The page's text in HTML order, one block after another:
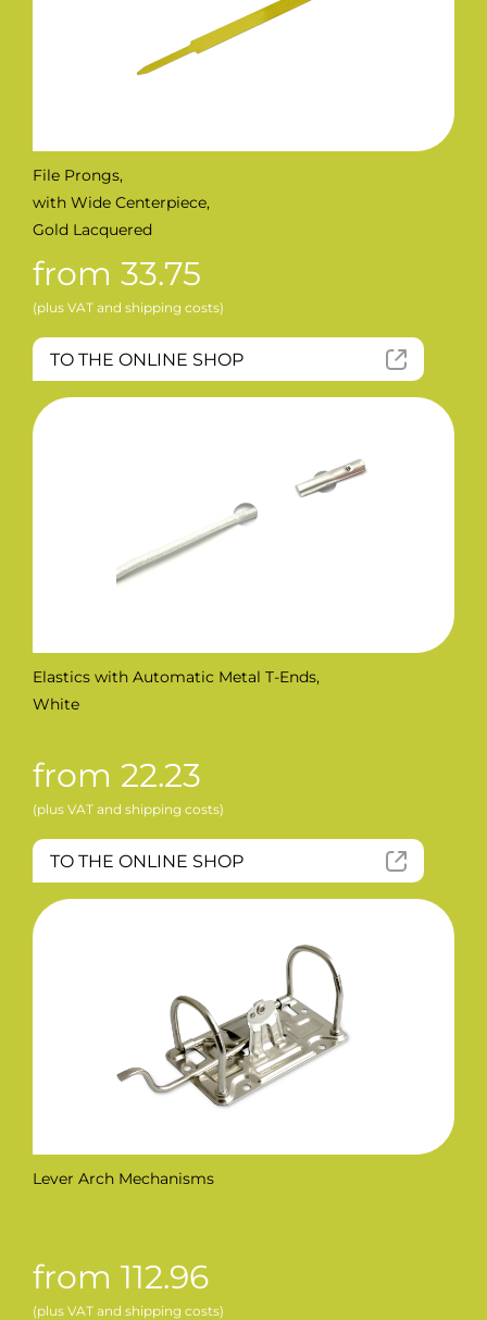
File Prongs,
with Wide Centerpiece,
Gold Lacquered
from 33.75
(plus VAT and shipping costs)
TO THE ONLINE SHOP
Elastics with Automatic Metal T-Ends,
White
from 22.23
(plus VAT and shipping costs)
TO THE ONLINE SHOP
Lever Arch Mechanisms
from 112.96
(plus VAT and shipping costs)